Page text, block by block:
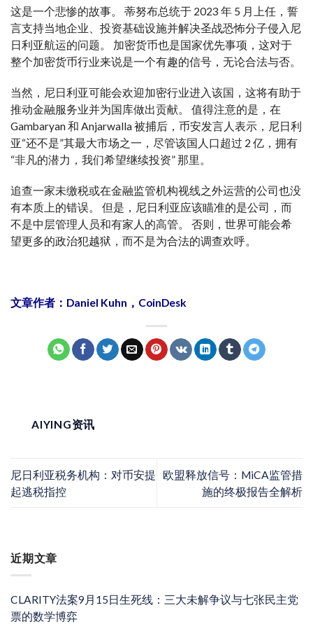
近期文章
CLARITY法案9月15日生死线：三大未解争议与七张民主党
票的数学博弈
这是一个悲惨的故事。 蒂努布总统于 2023 年 5 月上任，誓
言支持当地企业、投资基础设施并解决圣战恐怖分子侵入尼
日利亚航运的问题。 加密货币也是国家优先事项，这对于
整个加密货币行业来说是一个有趣的信号，无论合法与否。
当然，尼日利亚可能会欢迎加密行业进入该国，这将有助于
推动金融服务业并为国库做出贡献。 值得注意的是，在
Gambaryan 和 Anjarwalla 被捕后，币安发言人表示，尼日利
亚“还不是”其最大市场之一，尽管该国人口超过 2 亿，拥有
“非凡的潜力，我们希望继续投资” 那里。
追查一家未缴税或在金融监管机构视线之外运营的公司也没
有本质上的错误。 但是，尼日利亚应该瞄准的是公司，而
不是中层管理人员和有家人的高管。 否则，世界可能会希
望更多的政治犯越狱，而不是为合法的调查欢呼。
文章作者：Daniel Kuhn，CoinDesk
AIYING资讯
尼日利亚税务机构：对币安提
起逃税指控
欧盟释放信号：MiCA监管措
施的终极报告全解析